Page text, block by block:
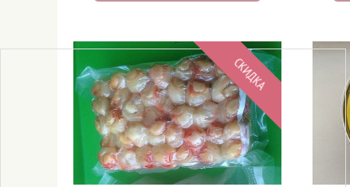
СКИДКА